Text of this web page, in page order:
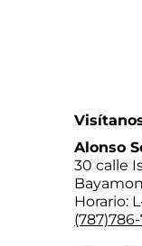
Alonso
30 calle
Horario:
(787)786-